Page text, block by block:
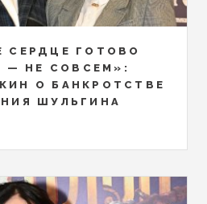
СЕРДЦЕ ГОТОВО
— НЕ СОВСЕМ»:
О БАНКРОТСТВЕ
ШУЛЬГИНА